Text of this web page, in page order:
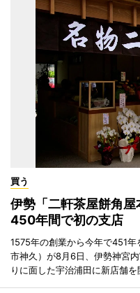
買う
伊勢「二軒茶屋餅角
450年間で初の支店
1575年の創業から今年で451
市神久）が8月6日、伊勢神宮
りに面した宇治浦田に新店舗を